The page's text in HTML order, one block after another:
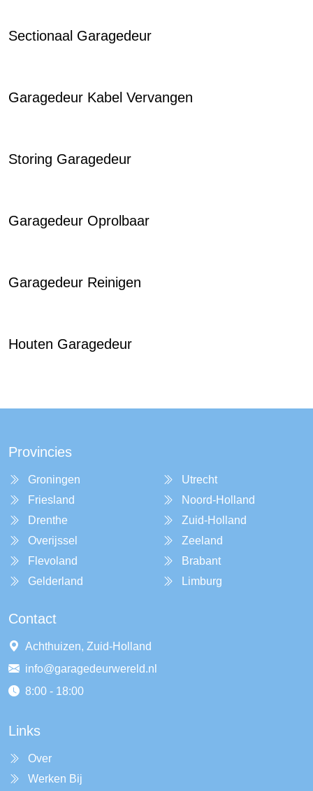
Sectionaal Garagedeur
Garagedeur Kabel Vervangen
Storing Garagedeur
Garagedeur Oprolbaar
Garagedeur Reinigen
Houten Garagedeur
Provincies
Groningen
Friesland
Drenthe
Overijssel
Flevoland
Gelderland
Utrecht
Noord-Holland
Zuid-Holland
Zeeland
Brabant
Limburg
Contact
Achthuizen, Zuid-Holland
info@garagedeurwereld.nl
8:00 - 18:00
Links
Over
Werken Bij